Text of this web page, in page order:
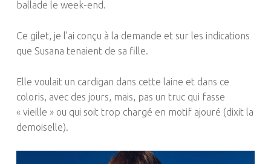
ballade le week-end.
Ce gilet, je l’ai conçu à la demande et sur les indications
que Susana tenaient de sa fille.
Elle voulait un cardigan dans cette laine et dans ce
coloris, avec des jours, mais, pas un truc qui fasse
« vieille » ou qui soit trop chargé en motif ajouré (dixit la
demoiselle).